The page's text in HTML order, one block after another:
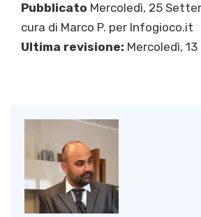
Pubblicato Mercoledì, 25
cura di Marco P. per Infogioco.it
Ultima revisione: Mercoledì,